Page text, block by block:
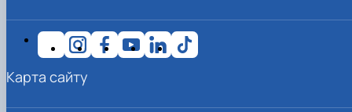
Карта сайту